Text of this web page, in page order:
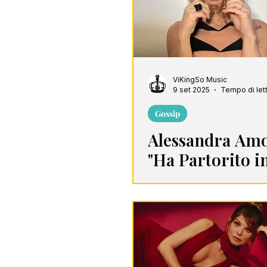
ViKingSo Music
9 set 2025
Tempo di
Gossip
Alessandra
"Ha Partorito
Segreto Ieri